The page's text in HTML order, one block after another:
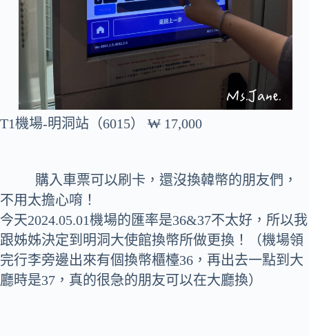
T1機場-明洞站（6015） ₩ 17,000
購入車票可以刷卡，還沒換韓幣的朋友們，
不用太擔心唷！
今天2024.05.01機場的匯率是36&37不太好，所以我
跟姊姊決定到明洞大使館換幣所做更換！（機場領
完行李旁邊出來有個換幣櫃檯36，再出去一點到大
廳時是37，真的很急的朋友可以在大廳換）